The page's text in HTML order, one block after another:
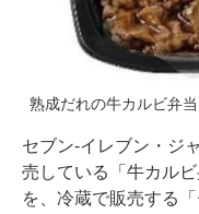
熟成だれの牛カルビ弁
セブン‐イレブン・ジ
売している「牛カル
を、冷蔵で販売する